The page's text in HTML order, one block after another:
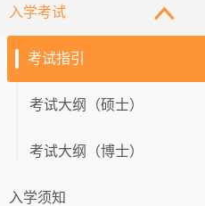
宣讲会
入学考试
考试指引
考试大纲（硕士）
考试大纲（博士）
入学须知